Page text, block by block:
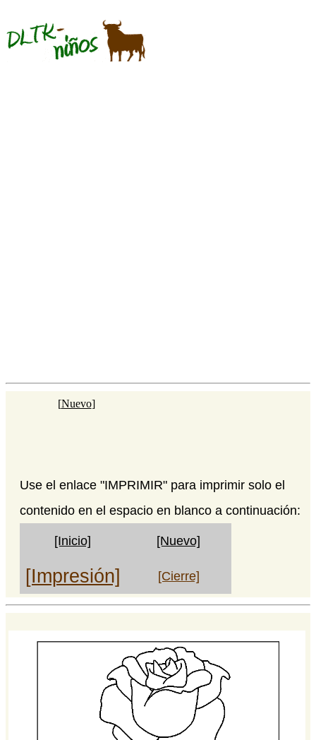
[Nuevo]
Use el enlace "IMPRIMIR" para imprimir solo el
contenido en el espacio en blanco a continuación:
[Inicio] [Nuevo]
[Impresión] [Cierre]